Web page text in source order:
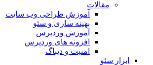
مقالات
آموزش طراحی وب سایت
بهینه سازی و سئو
آموزش وردپرس
افزونه های وردپرس
امنیت و دیباگ
سئو